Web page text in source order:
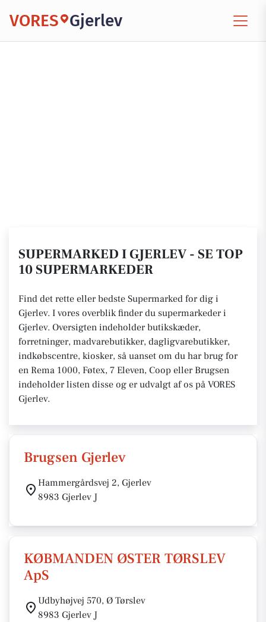
VORES Gjerlev
SUPERMARKED I GJERLEV - SE TOP
10 SUPERMARKEDER
Find det rette eller bedste Supermarked for dig i
Gjerlev. I vores overblik finder du supermarkeder i
Gjerlev. Oversigten indeholder butikskæder,
forretninger, madvarebutikker, dagligvarebutikker,
indkøbscentre, kiosker, så uanset om du har brug for
en Rema 1000, Føtex, 7 Eleven, Coop eller Brugsen
indeholder listen disse og er udvalgt af os på VORES
Gjerlev.
Brugsen Gjerlev
Hammergårdsvej 2, Gjerlev
8983 Gjerlev J
KØBMANDEN ØSTER TØRSLEV
ApS
Udbyhøjvej 570, Ø Tørslev
8983 Gjerlev J